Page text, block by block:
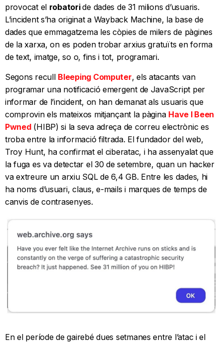
provocat el robatoride dades de 31 milions d’usuaris.
L’incident s’ha originat a Wayback Machine, la base de
dades que emmagatzema les còpies de milers de pàgines
de la xarxa, on es poden trobar arxius gratuïts en forma
de text, imatge, so o, fins i tot, programari.
Segons recull Bleeping Computer, els atacants van
programar una notificació emergent de JavaScript per
informar de l’incident, on han demanat als usuaris que
comprovin els mateixos mitjançant la pàgina Have I Been
Pwned(HIBP) si la seva adreça de correu electrònic es
troba entre la informació filtrada. El fundador del web,
Troy Hunt, ha confirmat el ciberatac, i ha assenyalat que
la fuga es va detectar el 30 de setembre, quan un hacker
va extreure un arxiu SQL de 6,4 GB. Entre les dades, hi
ha noms d’usuari, claus, e-mails i marques de temps de
canvis de contrasenyes.
En el període de gairebé dues setmanes entre l’atac i el